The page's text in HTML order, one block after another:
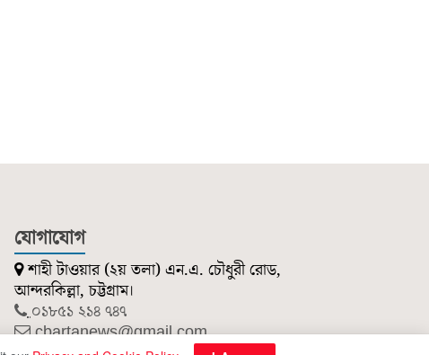
যোগাযোগ
শাহী টাওয়ার (২য় তলা) এন.এ. চৌধুরী রোড,
আন্দরকিল্লা, চট্টগ্রাম।
০১৮৫১ ২১৪ ৭৪৭
cbartanews@gmail.com